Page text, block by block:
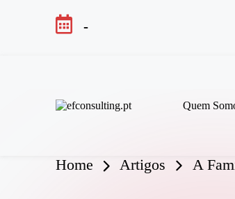
-
o
Quem
Home Artigos A